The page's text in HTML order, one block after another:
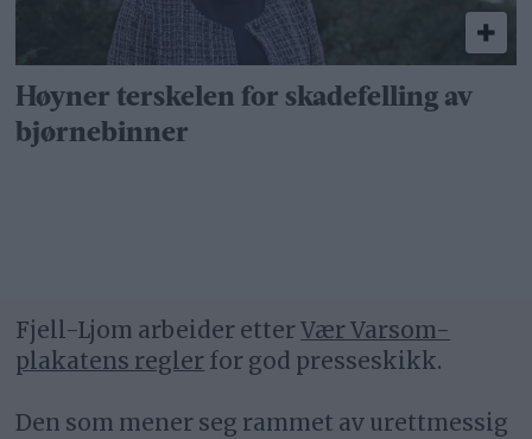
Høyner terskelen for skadefelling av
bjørnebinner
Fjell-Ljom arbeider etterVær Varsom-
plakatens regler for god presseskikk.
Den som mener seg rammet av urettmessig